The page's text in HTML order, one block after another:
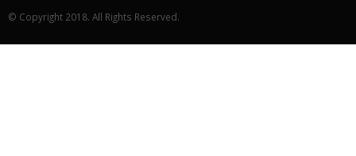
© Copyright 2018. All Rights Reserved.